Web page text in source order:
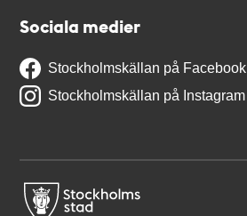
Sociala medier
Stockholmskällan på Facebook
Stockholmskällan på Instagram